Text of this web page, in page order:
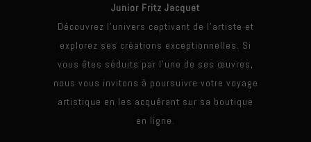
Junior Fritz Jacquet
Découvrez l'univers captivant de l'artiste et
explorez ses créations exceptionnelles. Si
vous êtes séduits par l'une de ses œuvres,
nous vous invitons à poursuivre votre voyage
artistique en les acquérant sur sa boutique
en ligne.